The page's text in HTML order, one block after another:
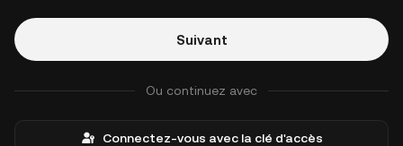
Suivant
Ou continuez avec
Connectez-vous avec la clé d'accès